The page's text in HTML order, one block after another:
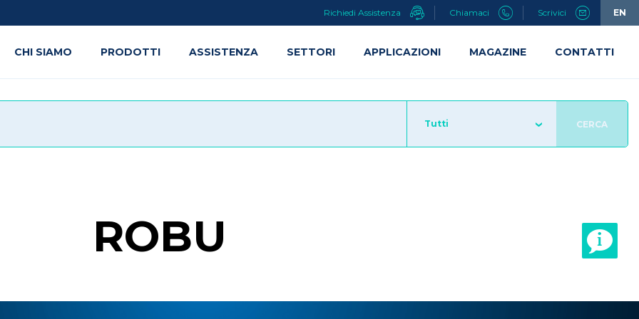
Tutti CERCA
ROBU
Richiedi Assistenza Chiamaci Scrivici EN
CHI SIAMO PRODOTTI ASSISTENZA SETTORI APPLICAZIONI MAGAZINE CONTATTI